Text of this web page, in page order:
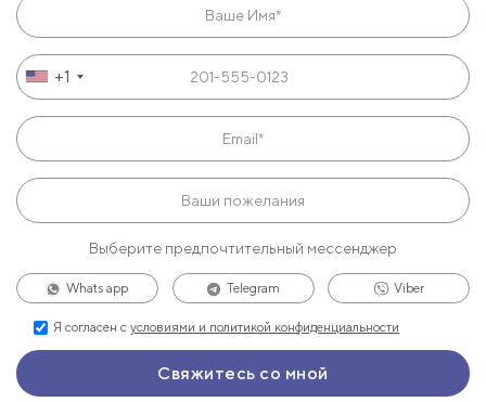
+1
Выберите предпочтительный мессенджер
Whats app Telegram Viber
Я согласен с условиями и политикой конфиденциальности